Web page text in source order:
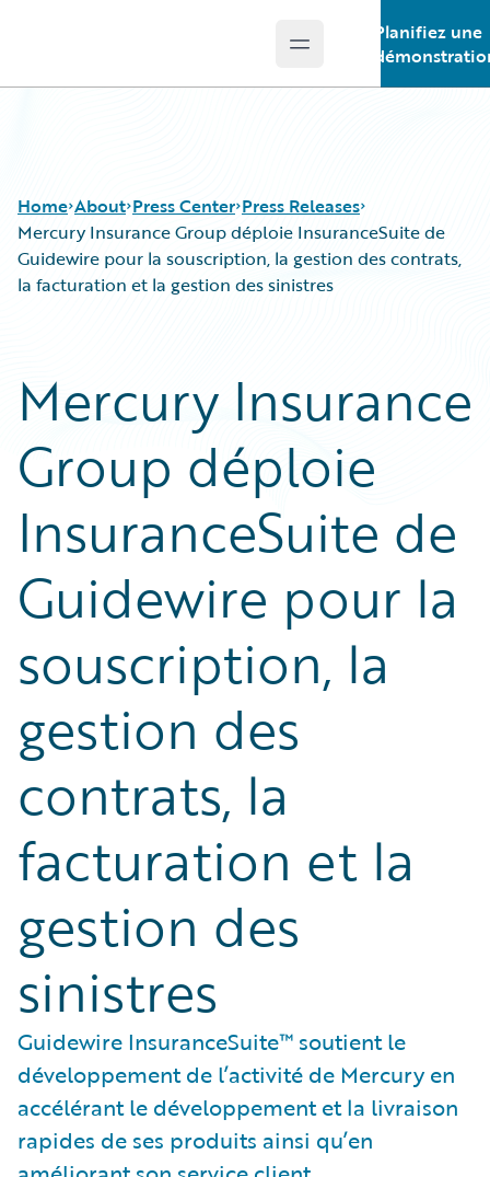
Open main menu
Planifiez une
Home About Press Center Press Releases
Mercury Insurance Group déploie InsuranceSuite de
Guidewire pour la souscription, la gestion des contrats,
la facturation et la gestion des sinistres
Mercury Insurance
Group déploie
InsuranceSuite de
Guidewire pour la
souscription, la
gestion des
contrats, la
facturation et la
gestion des
sinistres
Guidewire InsuranceSuite™ soutient le
développement de l’activité de Mercury en
accélérant le développement et la livraison
rapides de ses produits ainsi qu’en